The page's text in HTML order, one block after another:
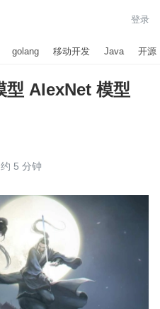
登录
golang 移动开发 Java 开源
型 AlexNet 模型
5 分钟